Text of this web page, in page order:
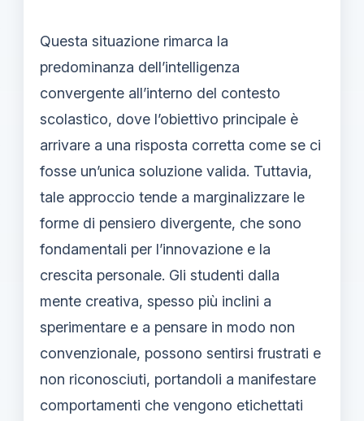
Questa situazione rimarca la
predominanza dell’intelligenza
convergente all’interno del contesto
scolastico, dove l’obiettivo principale è
arrivare a una risposta corretta come se ci
fosse un’unica soluzione valida. Tuttavia,
tale approccio tende a marginalizzare le
forme di pensiero divergente, che sono
fondamentali per l’innovazione e la
crescita personale. Gli studenti dalla
mente creativa, spesso più inclini a
sperimentare e a pensare in modo non
convenzionale, possono sentirsi frustrati e
non riconosciuti, portandoli a manifestare
comportamenti che vengono etichettati